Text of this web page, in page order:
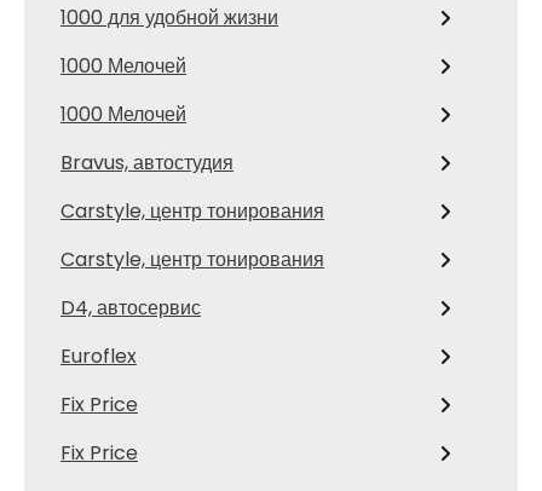
1000 для удобной жизни
1000 Мелочей
1000 Мелочей
Bravus, автостудия
Carstyle, центр тонирования
Carstyle, центр тонирования
D4, автосервис
Euroflex
Fix Price
Fix Price